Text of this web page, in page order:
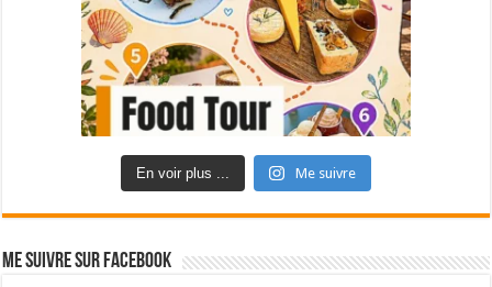
En voir plus ... Me suivre
Me suivre sur Facebook